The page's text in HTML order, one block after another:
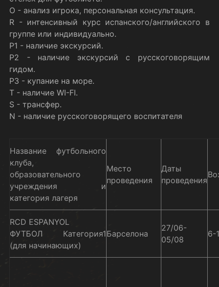
O - анализ игрока, персональная консультация.
R - интенсивный курс испанского/английского в
группе или индивидуально.
P1 - наличие экскурсий.
Р2 - наличие экскурсий с русскоговорящим
гидом.
Р3 - купание на море.
T - наличие WI-FI.
S - трансфер.
N - наличие русскоговорящего воспитателя
Название футбольного
клуба,
образовательного
учреждения и
категория лагеря
Место
проведения
Даты
проведения
RCD ESPANYOL
ФУТБОЛ Категория1
(для начинающих)
Барселона
27/06-
05/08
6-